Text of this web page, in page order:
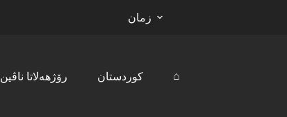
زمان
رۆژھەلاتا ناڤین کوردستان ⌂